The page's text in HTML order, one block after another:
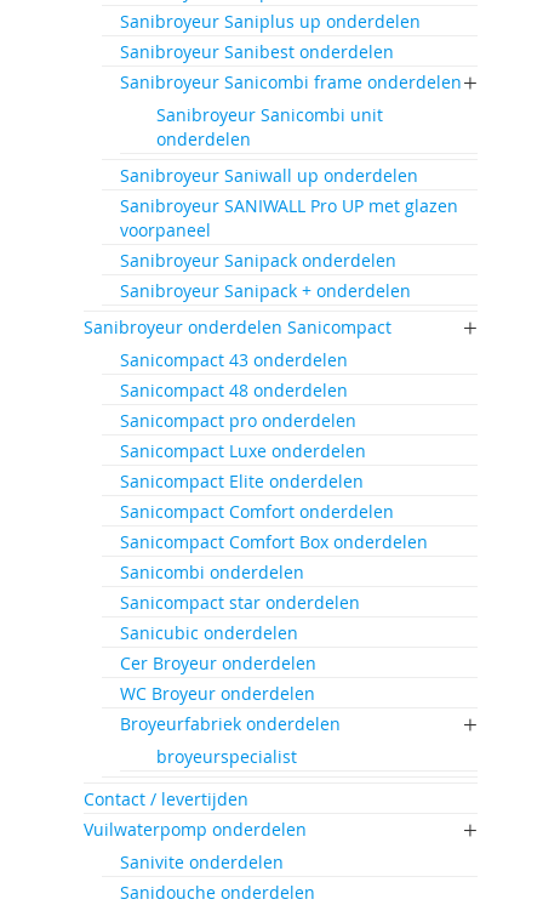
Sanibroyeur Saniplus up onderdelen
Sanibroyeur Sanibest onderdelen
Sanibroyeur Sanicombi frame onderdelen
Sanibroyeur Sanicombi unit
onderdelen
Sanibroyeur Saniwall up onderdelen
Sanibroyeur SANIWALL Pro UP met glazen
voorpaneel
Sanibroyeur Sanipack onderdelen
Sanibroyeur Sanipack + onderdelen
Sanibroyeur onderdelen Sanicompact
Sanicompact 43 onderdelen
Sanicompact 48 onderdelen
Sanicompact pro onderdelen
Sanicompact Luxe onderdelen
Sanicompact Elite onderdelen
Sanicompact Comfort onderdelen
Sanicompact Comfort Box onderdelen
Sanicombi onderdelen
Sanicompact star onderdelen
Sanicubic onderdelen
Cer Broyeur onderdelen
WC Broyeur onderdelen
Broyeurfabriek onderdelen
broyeurspecialist
Contact / levertijden
Vuilwaterpomp onderdelen
Sanivite onderdelen
Sanidouche onderdelen